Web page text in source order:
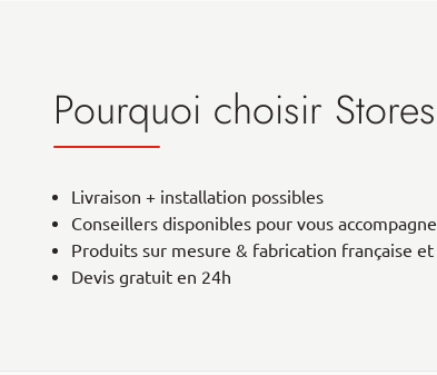
Pourquoi choisir
Livraison + installation possibles
Conseillers disponibles pour vous
Produits sur mesure & fabrication française
Devis gratuit en 24h